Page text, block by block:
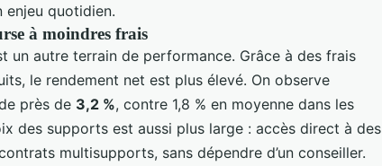
enjeu quotidien.
à moindres frais
un autre terrain de performance. Grâce à des frais
le rendement net est plus élevé. On observe
près de 3,2 %, contre 1,8 % en moyenne dans les
des supports est aussi plus large : accès direct à des
multisupports, sans dépendre d’un conseiller.